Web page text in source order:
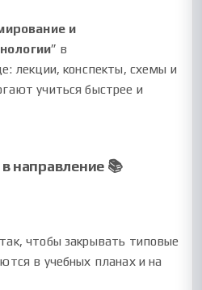
и
” в
лекции, конспекты, схемы и
учиться быстрее и
направление 📚
чтобы закрывать типовые
в учебных планах и на